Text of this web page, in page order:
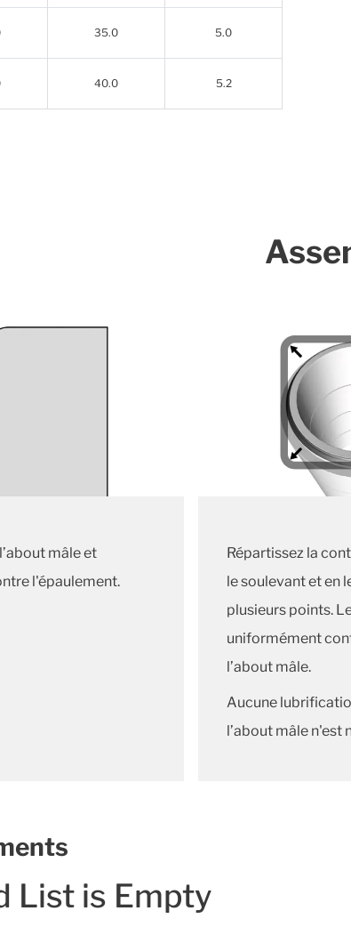
35.0 5.0
40.0 5.2
mâle et
l'épaulement.
Répartissez la
le soulevant et en
plusieurs points.
uniformément
l’about mâle.
Aucune
l’about mâle n'est
List is Empty